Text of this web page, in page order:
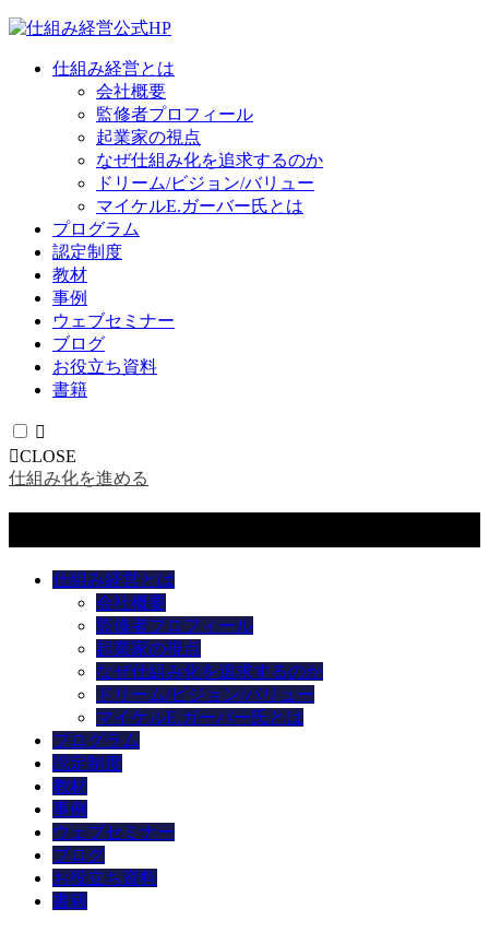
仕組み経営とは
会社概要
監修者プロフィール
起業家の視点
なぜ仕組み化を追求するのか
ドリーム/ビジョン/バリュー
マイケルE.ガーバー氏とは
プログラム
認定制度
教材
事例
ウェブセミナー
ブログ
お役立ち資料
書籍
CLOSE
仕組み化を進める
仕組み経営とは
会社概要
監修者プロフィール
起業家の視点
なぜ仕組み化を追求するのか
ドリーム/ビジョン/バリュー
マイケルE.ガーバー氏とは
プログラム
認定制度
教材
事例
ウェブセミナー
ブログ
お役立ち資料
書籍